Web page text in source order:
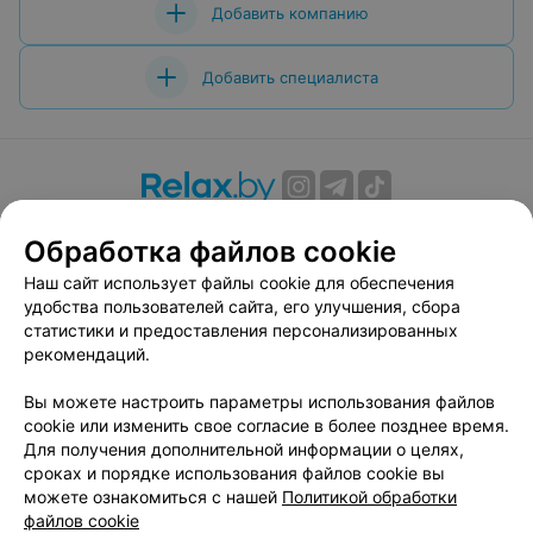
работающие на рецепшен, не совсем компетентны,
после случившегося погодного явления (сильной
дела у постояльцев, не нужна ли помощь: сделали это
Добавить компанию
Добавить специалиста
Вакансии
Публичный договор
Способы оплаты
Публичный договор по использованию сервиса
«Афиша»
Пользовательское соглашение
Связаться по вопросам сотрудничества
Написать руководителю relax.by
Персональные настройки cookie
Обработка персональных данных
Обработка файлов cookie
Наш сайт использует файлы cookie для обеспечения
удобства пользователей сайта, его улучшения, сбора
статистики и предоставления персонализированных
рекомендаций.
Вы можете настроить параметры использования файлов
cookie или изменить свое согласие в более позднее время.
Для получения дополнительной информации о целях,
сроках и порядке использования файлов cookie вы
можете ознакомиться с нашей Политикой обработки
файлов cookie